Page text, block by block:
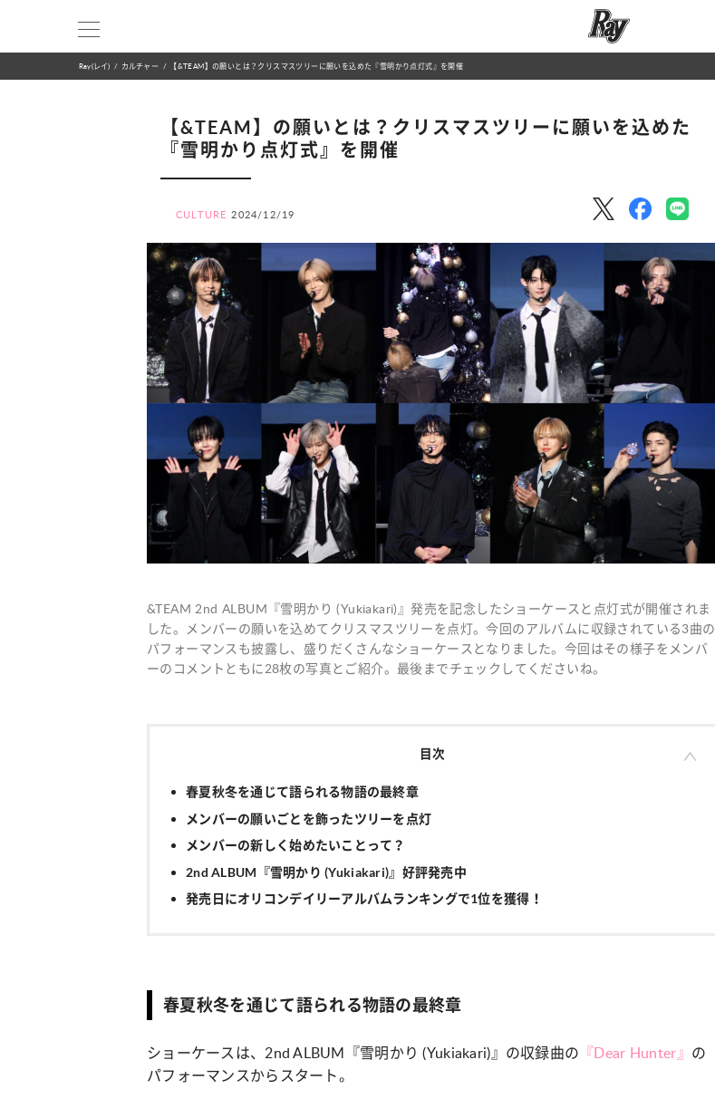
Ray(レイ) カルチャー 【&TEAM】の願いとは？クリスマスツリーに願いを込めた『雪明かり点灯式』を開催
【&TEAM】の願いとは？クリスマスツリーに願いを込めた
『雪明かり点灯式』を開催
CULTURE 2024/12/19
&TEAM 2nd ALBUM『雪明かり (Yukiakari)』発売を記念したショーケースと点灯式が開催されま
した。メンバーの願いを込めてクリスマスツリーを点灯。今回のアルバムに収録されている3曲の
パフォーマンスも披露し、盛りだくさんなショーケースとなりました。今回はその様子をメンバ
ーのコメントともに28枚の写真とご紹介。最後までチェックしてくださいね。
目次
春夏秋冬を通じて語られる物語の最終章
メンバーの願いごとを飾ったツリーを点灯
メンバーの新しく始めたいことって？
2nd ALBUM『雪明かり (Yukiakari)』好評発売中
発売日にオリコンデイリーアルバムランキングで1位を獲得！
春夏秋冬を通じて語られる物語の最終章
ショーケースは、2nd ALBUM『雪明かり (Yukiakari)』の収録曲の 『Dear Hunter』 の
パフォーマンスからスタート。